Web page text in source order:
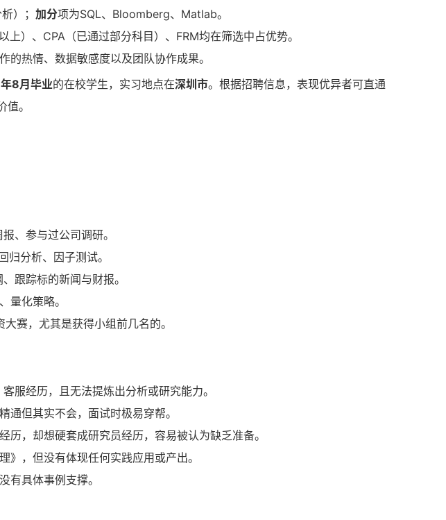
）； 加分项为SQL、Bloomberg、Matlab。
）、CPA（已通过部分科目）、FRM均在筛选中占优势。
的热情、数据敏感度以及团队协作成果。
8月毕业的在校学生，实习地点在深圳市。根据招聘信息，表现优异者可直通
。
、参与过公司调研。
分析、因子测试。
跟踪标的新闻与财报。
量化策略。
赛，尤其是获得小组前几名的。
服经历，且无法提炼出分析或研究能力。
通但其实不会，面试时极易穿帮。
历，却想硬套成研究员经历，容易被认为缺乏准备。
》，但没有体现任何实践应用或产出。
有具体事例支撑。